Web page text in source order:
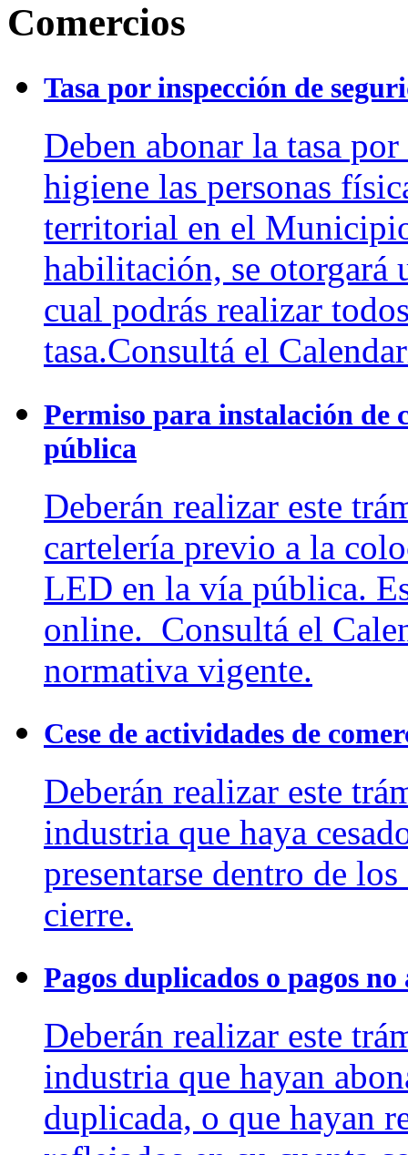
Comercios
Tasa por inspección de
Deben abonar la tasa
higiene las personas
territorial en el
habilitación, se otorgará
cual podrás realizar
tasa.Consultá el
Permiso para instalación de
pública
Deberán realizar este
cartelería previo a la
LED en la vía pública.
online. Consultá el
normativa vigente.
Cese de actividades de
Deberán realizar este
industria que haya
presentarse dentro de
cierre.
Pagos duplicados o pagos
Deberán realizar este
industria que hayan
duplicada, o que hayan